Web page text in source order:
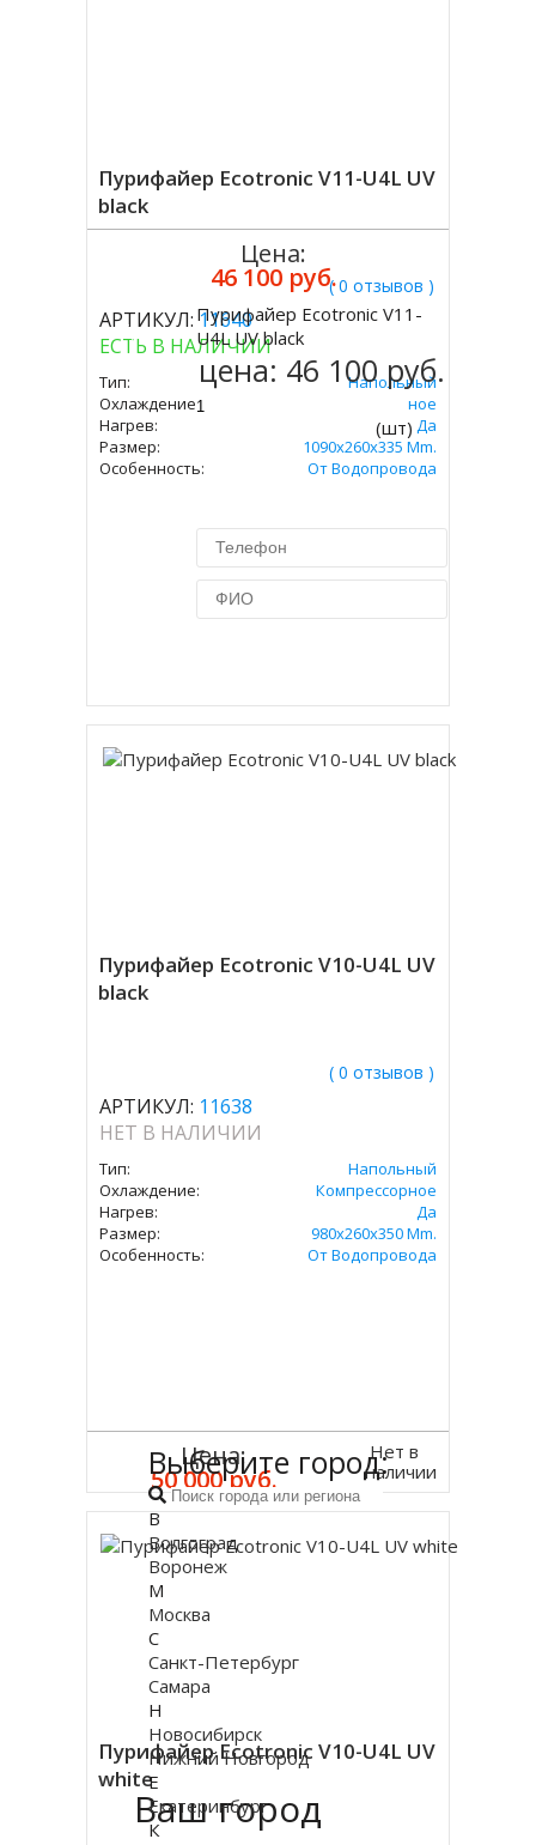
Пурифайер Ecotronic V11-U4L UV
black
( 0 отзывов )
АРТИКУЛ:11640
ЕСТЬ В НАЛИЧИИ
Тип:
Напольный
Охлаждение:
Компрессорное
Нагрев:
Да
Размер:
1090x260x335 Mm.
Особенность:
От Водопровода
Цена:
46 100 руб.
Купить
Пурифайер Ecotronic V11-
U4L UV black
цена: 46 100 руб.
(шт)
Пурифайер Ecotronic V10-U4L UV
black
( 0 отзывов )
АРТИКУЛ: 11638
НЕТ В НАЛИЧИИ
Тип:
Напольный
Охлаждение:
Компрессорное
Нагрев:
Да
Размер:
980x260x350 Mm.
Особенность:
От Водопровода
Цена:
50 000 руб.
Нет в
наличии
Пурифайер Ecotronic V10-U4L UV
white
Ваш город
Выберите город:
В
Волгоград
Воронеж
М
Москва
С
Санкт-Петербург
Самара
Н
Новосибирск
Нижний Новгород
Е
Екатеринбург
К